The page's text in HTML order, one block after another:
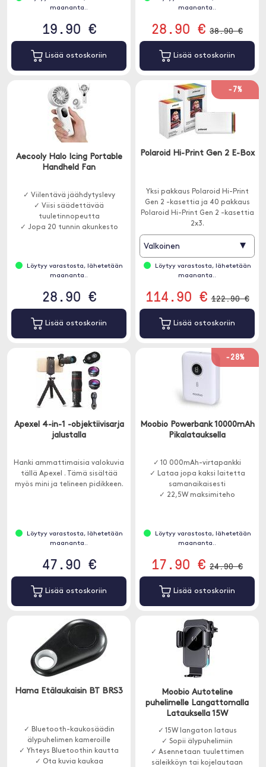
maananta..
19.90 €
Lisää ostoskoriin
maananta..
28.90 € 38.90 €
Lisää ostoskoriin
Aecooly Halo Icing Portable
Handheld Fan
✓ Viilentävä jäähdytyslevy
✓ Viisi säädettävää
tuuletinnopeutta
✓ Jopa 20 tunnin akunkesto
Löytyy varastosta, lähetetään
maananta..
28.90 €
Lisää ostoskoriin
-7%
Polaroid Hi-Print Gen 2 E-Box
Yksi pakkaus Polaroid Hi-Print
Gen 2 -kasettia ja 40 pakkaus
Polaroid Hi-Print Gen 2 -kasettia
2x3.
Valkoinen ▾
Löytyy varastosta, lähetetään
maananta..
114.90 € 122.90 €
Lisää ostoskoriin
Apexel 4-in-1 -objektiivisarja
jalustalla
Hanki ammattimaisia valokuvia
tällä Apexel . Tämä sisältää
myös mini ja telineen pidikkeen.
Löytyy varastosta, lähetetään
maananta..
47.90 €
Lisää ostoskoriin
-28%
Moobio Powerbank 10000mAh
Pikalatauksella
✓ 10 000mAh-virtapankki
✓ Lataa jopa kaksi laitetta
samanaikaisesti
✓ 22,5W maksimiteho
Löytyy varastosta, lähetetään
maananta..
17.90 € 24.90 €
Lisää ostoskoriin
Hama Etälaukaisin BT BRS3
✓ Bluetooth-kaukosäädin
älypuhelimen kameroille
✓ Yhteys Bluetoothin kautta
✓ Ota kuvia kaukaa
Moobio Autoteline
puhelimelle Langattomalla
Latauksella 15W
✓ 15W langaton lataus
✓ Sopii älypuhelimiin
✓ Asennetaan tuulettimen
säleikköyn tai kojelautaan